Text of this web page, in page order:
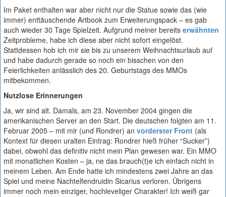
Im Paket enthalten war aber nicht nur die Statue sowie das (wie
immer) enttäuschende Artbook zum Erweiterungspack – es gab
auch wieder 30 Tage Spielzeit. Aufgrund meiner bereits erwähnten
Zeitprobleme, habe ich diese aber nicht sofort eingelöst.
Stattdessen hob ich mir sie bis zu unserem Weihnachtsurlaub auf
und habe dadurch gerade so noch ein bisschen von den
Feierlichkeiten anlässlich des 20. Geburtstags des MMOs
mitbekommen.
Nutzlose Erinnerungen
Ja, wir sind alt. Damals, am 23. November 2004 gingen die
amerikanischen Server an den Start. Die deutschen folgten am 11.
Februar 2005 – mit mir (und Rondrer) an vorderster Front (als
Kontext für diesen uralten Eintrag: Rondrer hieß früher “Sucker”)
dabei, obwohl das definitiv nicht mein Plan gewesen war. Ein MMO
mit monatlichen Kosten – ja, ne das brauch(t)e ich einfach nicht in
meinem Leben. Am Ende hatte ich mindestens zwei Jahre an das
Spiel und meine Nachtelfendruidin Sicarius verloren. Übrigens
immer noch mein einziger, hochleveliger Charakter! Ich weiß gar